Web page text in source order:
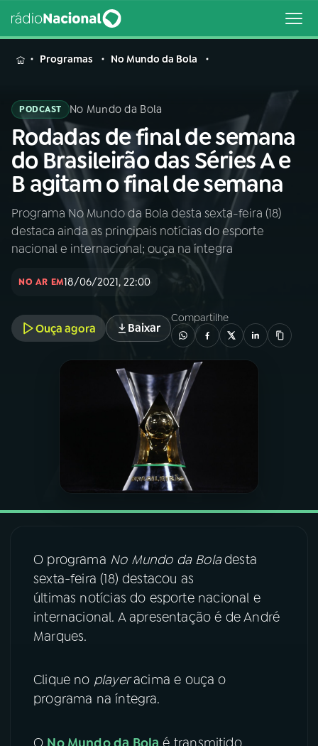
MENU
Buscar
na
Rádio
Nacional
Buscar
AO VIVO
VIDEOCASTS
08FESTIVAL DE MÚSICA
ACOMPANHE A RÁDIO NACIONAL
Instagram
Programas No Mundo da Bola
PODCAST No Mundo da Bola
Rodadas de final de semana
do Brasileirão das Séries A e
B agitam o final de semana
Programa No Mundo da Bola desta sexta-feira (18)
destaca ainda as principais notícias do esporte
nacional e internacional; ouça na íntegra
NO AR EM18/06/2021, 22:00
Ouça agora Baixar
Compartilhe
O programa No Mundo da Boladesta
sexta-feira (18) destacou as
últimas notícias do esporte nacional e
internacional. A apresentação é de André
Marques.
Clique no playeracima e ouça o
programa na íntegra.